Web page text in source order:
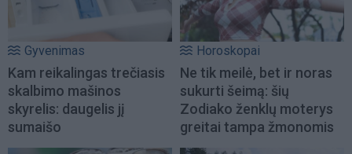
Gyvenimas
Kam reikalingas trečiasis
skalbimo mašinos
skyrelis: daugelis jį
sumaišo
Horoskopai
Ne tik meilė, bet ir noras
sukurti šeimą: šių
Zodiako ženklų moterys
greitai tampa žmonomis